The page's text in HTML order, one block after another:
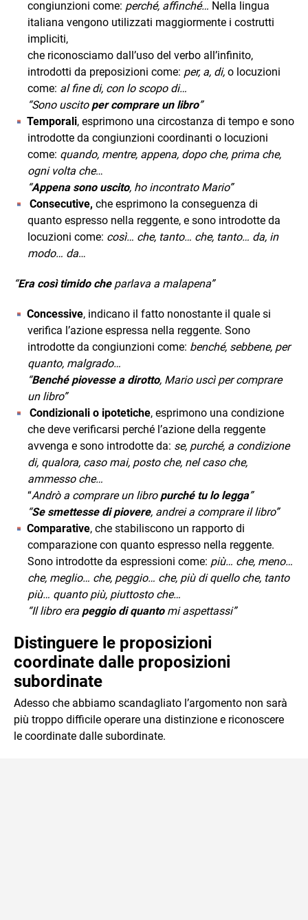
congiunzioni come: perché, affinché… Nella lingua
italiana vengono utilizzati maggiormente i costrutti
impliciti,
che riconosciamo dall’uso del verbo all’infinito,
introdotti da preposizioni come: per, a, di, o locuzioni
come: al fine di, con lo scopo di…
“Sono uscitoper comprare un libro”
Temporali, esprimono una circostanza di tempo e sono
introdotte da congiunzioni coordinanti o locuzioni
come: quando, mentre, appena, dopo che, prima che,
ogni vol­ta che…
“Appena sono uscito, ho incontrato Mario”
Consecutive, che esprimono la conseguenza di
quanto espresso nella reggente, e sono introdotte da
locuzioni come: così… che, tanto… che, tanto… da, in
modo… da…
“Era così timido cheparlava a malapena”
Concessive, indicano il fatto nonostante il quale si
verifica l’azione espressa nella reggente. Sono
introdotte da congiunzioni come: benché, sebbene, per
quanto, malgrado…
“Benché piovesse a dirotto, Mario uscì per comprare
un libro”
Condizionali o ipotetiche, esprimono una condizione
che deve verificarsi perché l’azione della reggente
avvenga e sono introdotte da: se, purché, a condizione
di, qualora, caso mai, posto che, nel caso che,
ammesso che…
“Andrò a comprare un libro purché tu lo legga”
“Se smettesse di piovere, andrei a comprare il libro”
Comparative, che stabiliscono un rapporto di
comparazione con quanto espresso nella reggente.
Sono introdotte da espressioni come: più… che, meno…
che, meglio… che, peggio… che, più di quello che, tanto
più… quanto più, piuttosto che…
“Il libro era peggio di quantomi aspettassi”
Distinguere le proposizioni
coordinate dalle proposizioni
subordinate
Adesso che abbiamo scandagliato l’argomento non sarà
più troppo difficile operare una distinzione e riconoscere
le coordinate dalle subordinate.